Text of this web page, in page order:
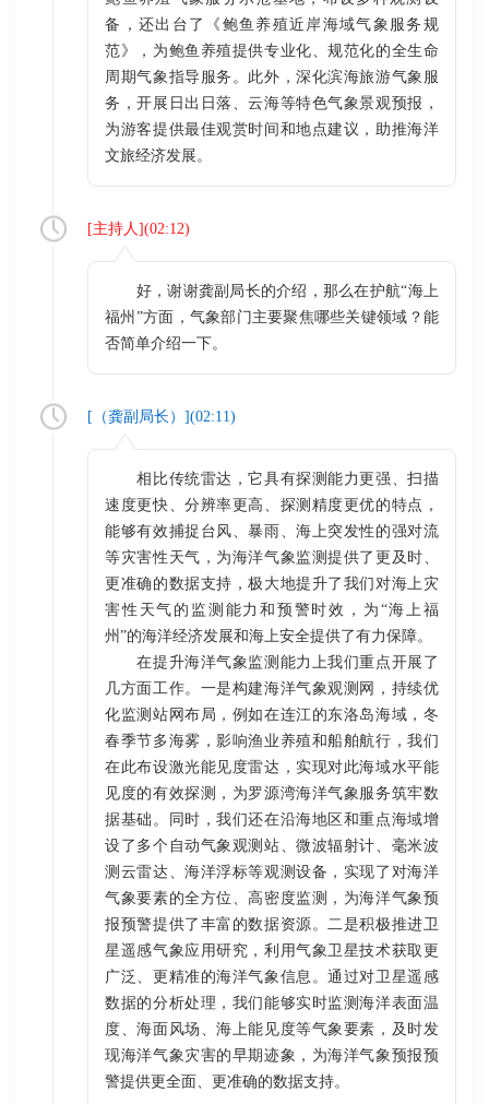
备，还出台了《鲍鱼养殖近岸海域气象服务规
范》，为鲍鱼养殖提供专业化、规范化的全生命
周期气象指导服务。此外，深化滨海旅游气象服
务，开展日出日落、云海等特色气象景观预报，
为游客提供最佳观赏时间和地点建议，助推海洋
文旅经济发展。
[主持人](02:12)
好，谢谢龚副局长的介绍，那么在护航“海上
福州”方面，气象部门主要聚焦哪些关键领域？能
否简单介绍一下。​
[（龚副局长 ）](02:11)
相比传统雷达，它具有探测能力更强、扫描
速度更快、分辨率更高、探测精度更优的特点，
能够有效捕捉台风、暴雨、海上突发性的强对流
等灾害性天气，为海洋气象监测提供了更及时、
更准确的数据支持，极大地提升了我们对海上灾
害性天气的监测能力和预警时效，为“海上福
州”的海洋经济发展和海上安全提供了有力保障。
在提升海洋气象监测能力上我们重点开展了
几方面工作。一是构建海洋气象观测网，持续优
化监测站网布局，例如在连江的东洛岛海域，冬
春季节多海雾，影响渔业养殖和船舶航行，我们
在此布设激光能见度雷达，实现对此海域水平能
见度的有效探测，为罗源湾海洋气象服务筑牢数
据基础。同时，我们还在沿海地区和重点海域增
设了多个自动气象观测站、微波辐射计、毫米波
测云雷达、海洋浮标等观测设备，实现了对海洋
气象要素的全方位、高密度监测，为海洋气象预
报预警提供了丰富的数据资源。二是积极推进卫
星遥感气象应用研究，利用气象卫星技术获取更
广泛、更精准的海洋气象信息。通过对卫星遥感
数据的分析处理，我们能够实时监测海洋表面温
度、海面风场、海上能见度等气象要素，及时发
现海洋气象灾害的早期迹象，为海洋气象预报预
警提供更全面、更准确的数据支持。